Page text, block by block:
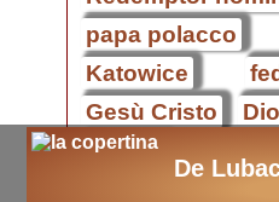
papa polacco
Katowice
Gesù Cristo
Dio
cultura
De